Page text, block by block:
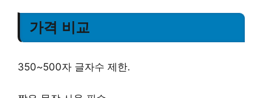
가격 비교
350~500자 글자수 제한.